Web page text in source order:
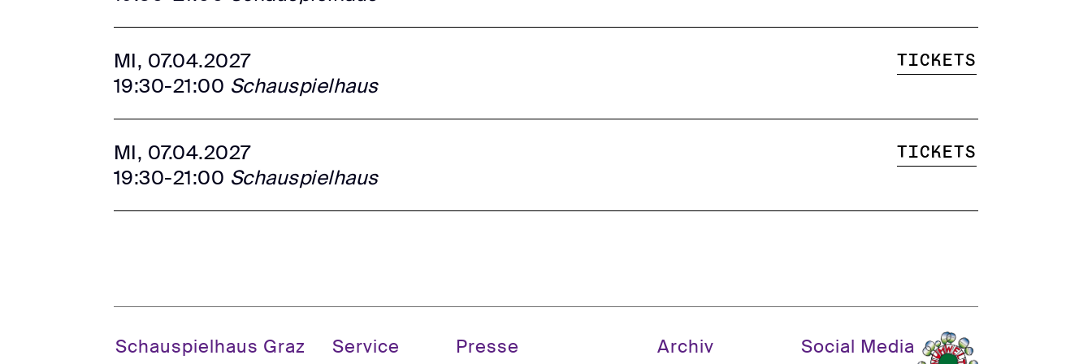
MI, 07.04.2027
19:30-21:00 Schauspielhaus
Tickets
MI, 07.04.2027
19:30-21:00 Schauspielhaus
Tickets
Schauspielhaus Graz Service Presse Archiv Social Media